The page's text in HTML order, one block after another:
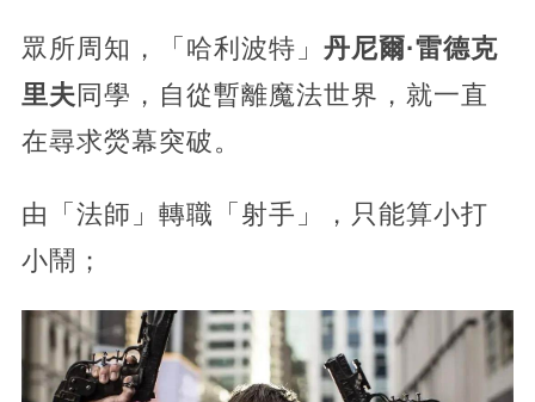
眾所周知，「哈利波特」 丹尼爾·雷德克
里夫同學，自從暫離魔法世界，就一直
在尋求熒幕突破。
由「法師」轉職「射手」，只能算小打
小鬧；